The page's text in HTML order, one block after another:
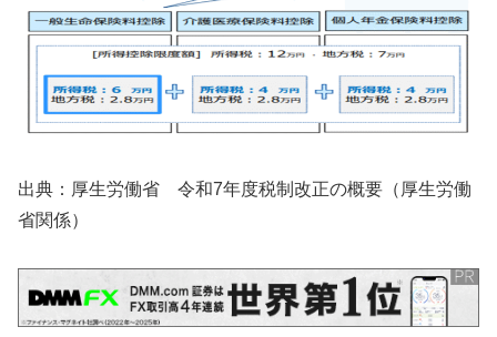
出典：厚生労働省 令和7年度税制改正の概要（厚生労働
省関係）